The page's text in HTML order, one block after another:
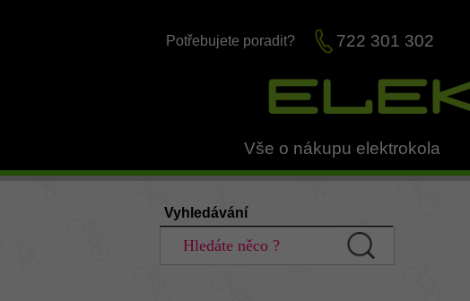
Potřebujete poradit? 722 301 302
Vše o nákupu elektrokola
Vyhledávání